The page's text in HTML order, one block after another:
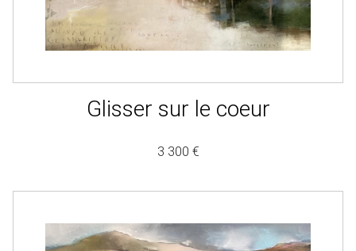
Glisser sur le coeur
3 300 €